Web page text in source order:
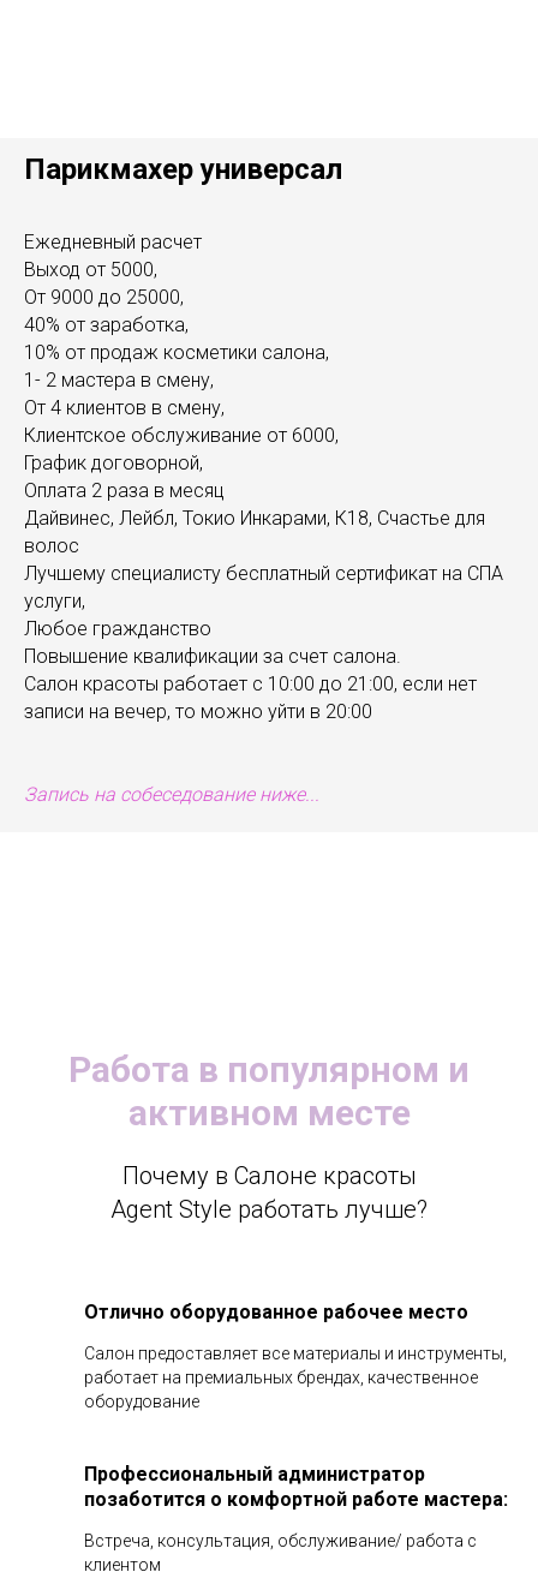
Парикмахер универсал
Ежедневный расчет
Выход от 5000,
От 9000 до 25000,
40% от заработка,
10% от продаж косметики салона,
1- 2 мастера в смену,
От 4 клиентов в смену,
Клиентское обслуживание от 6000,
График договорной,
Оплата 2 раза в месяц
Дайвинес, Лейбл, Токио Инкарами, К18, Счастье для
волос
Лучшему специалисту бесплатный сертификат на СПА
услуги,
Любое гражданство
Повышение квалификации за счет салона.
Салон красоты работает с 10:00 до 21:00, если нет
записи на вечер, то можно уйти в 20:00
Запись на собеседование ниже...
Работа в популярном и
активном месте
Почему в Салоне красоты
Agent Style работать лучше?
Отлично оборудованное рабочее место
Салон предоставляет все материалы и инструменты,
работает на премиальных брендах, качественное
оборудование
Профессиональный администратор
позаботится о комфортной работе мастера:
Встреча, консультация, обслуживание/ работа с
клиентом